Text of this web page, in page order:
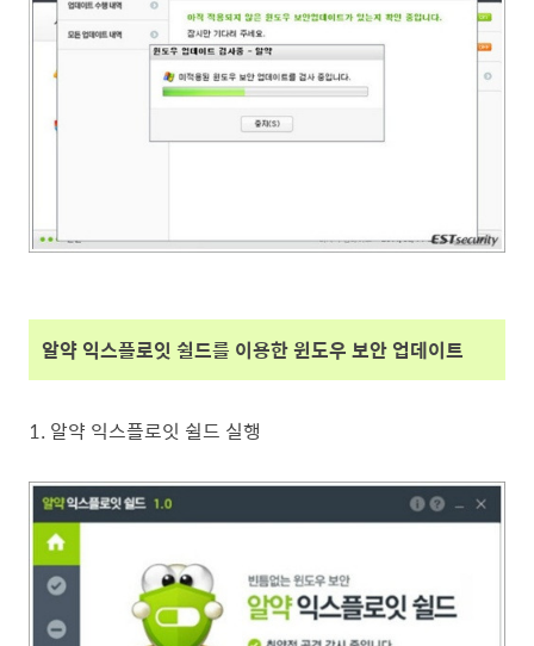
알약 익스플로잇 쉴드를 이용한 윈도우 보안 업데이트
1. 알약 익스플로잇 쉴드 실행